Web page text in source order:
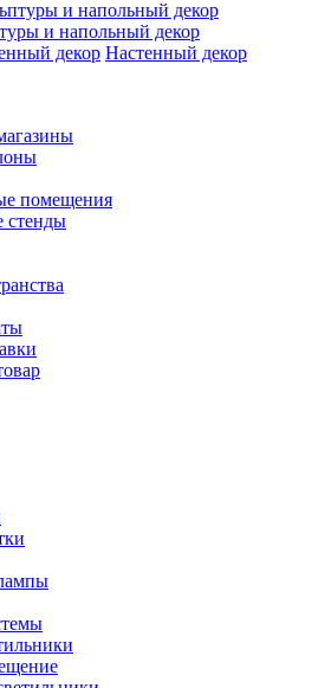
и напольный декор
Настенный декор
помещения
стенды